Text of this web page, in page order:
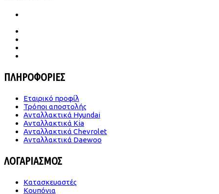
ΠΛΗΡΟΦΟΡΙΕΣ
Εταιρικό προφίλ
Τρόποι αποστολής
Ανταλλακτικά Hyundai
Ανταλλακτικά Kia
Ανταλλακτικά Chevrolet
Ανταλλακτικά Daewoo
ΛΟΓΑΡΙΑΣΜΟΣ
Κατασκευαστές
Κουπόνια